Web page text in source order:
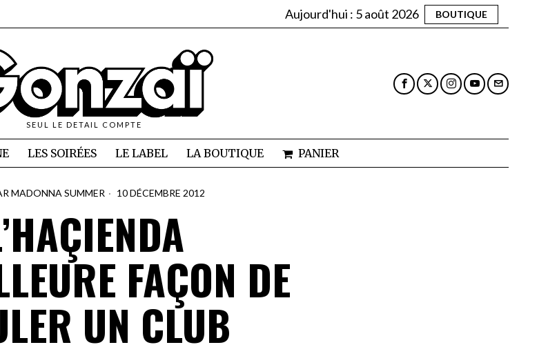
Aujourd'hui : 5 août 2026 BOUTIQUE
SEUL LE DETAIL COMPTE
LES SOIRÉES LE LABEL LA BOUTIQUE PANIER
MADONNA SUMMER 10 DÉCEMBRE 2012
FAÇON DE
UN CLUB